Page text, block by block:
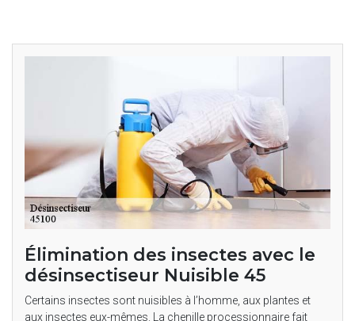
Élimination des insectes avec le
désinsectiseur Nuisible 45
Certains insectes sont nuisibles à l’homme, aux plantes et
aux insectes eux-mêmes. La chenille processionnaire fait